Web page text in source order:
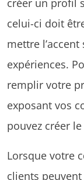
celui-ci doit
mettre
expériences.
remplir votre
exposant vos
pouvez créer
Lorsque votre
clients